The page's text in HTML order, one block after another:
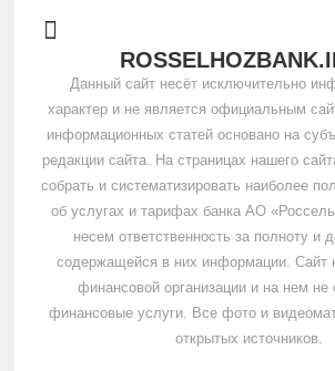
Данный сайт несёт исключительно
характер и не является официальным
информационных статей основано на
редакции сайта. На страницах нашего
собрать и систематизировать наиболее
об услугах и тарифах банка АО
несем ответственность за полноту и
содержащейся в них информации. Сайт
финансовой организации и на нем не
финансовые услуги. Все фото и
открытых источников.